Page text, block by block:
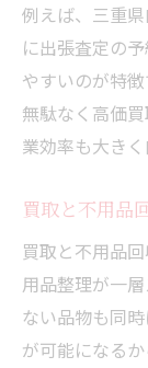
例えば、三重
に出張査定の
やすいのが特
無駄なく高価
業効率も大きく
買取と不用品
買取と不用品
用品整理が一
ない品物も同
が可能になる